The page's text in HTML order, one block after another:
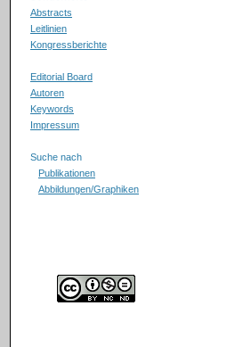
Abstracts
Leitlinien
Kongressberichte
Editorial Board
Autoren
Keywords
Impressum
Suche nach
Publikationen
Abbildungen/Graphiken